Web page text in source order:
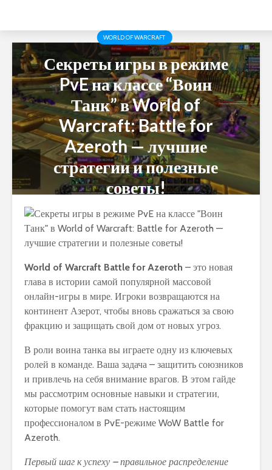
WORLD OF WARCRAFT
Секреты игры в режиме
PvE на классе “Воин
Танк” в World of
Warcraft: Battle for
Azeroth — лучшие
стратегии и полезные
советы!
World of Warcraft Battle for Azeroth – это новая
глава в истории самой популярной массовой
онлайн-игры в мире. Игроки возвращаются на
континент Азерот, чтобы вновь сражаться за свою
фракцию и защищать свой дом от новых угроз.
В роли воина танка вы играете одну из ключевых
ролей в команде. Ваша задача – защитить союзников
и привлечь на себя внимание врагов. В этом гайде
мы рассмотрим основные навыки и стратегии,
которые помогут вам стать настоящим
профессионалом в PvE-режиме WoW Battle for
Azeroth.
Первый шаг к успеху – правильное распределение